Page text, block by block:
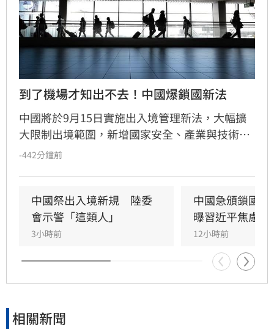
到了機場才知出不去！中國爆鎖國新法
中國將於9月15日實施出入境管理新法，大幅擴
大限制出境範圍，新增國家安全、產業與技術安
全等紅線。最引發爭議的是法規允許官方在不通
身自由裁量權完全掌握在官方手中，不僅衝擊外
商與科技人才，常往返兩岸的台商及企業高管更
是高風險群。隨著執法尺度不明，建議相關人士
須密切關注法規動向，以免在前往機場時才驚覺
被禁止出境，淪為新法祭品，人身安全與營運風
險恐顯著提升。
-442分鐘前
中國祭出入境新規　陸委
會示警「這類人」
3小時前
中國急頒鎖國
曝習近平焦慮2
12小時前
相關新聞